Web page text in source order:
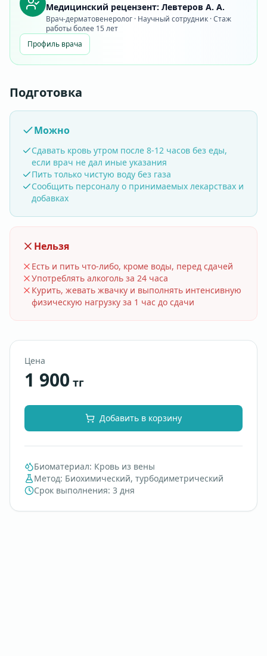
Медицинский рецензент: Левтеров А. А.
Врач-дерматовенеролог · Научный сотрудник · Стаж
работы более 15 лет
Профиль врача
Подготовка
Можно
Сдавать кровь утром после 8-12 часов без еды,
если врач не дал иные указания
Пить только чистую воду без газа
Сообщить персоналу о принимаемых лекарствах и
добавках
Нельзя
Есть и пить что-либо, кроме воды, перед сдачей
Употреблять алкоголь за 24 часа
Курить, жевать жвачку и выполнять интенсивную
физическую нагрузку за 1 час до сдачи
Цена
1 900 тг
Добавить в корзину
Биоматериал: Кровь из вены
Метод: Биохимический, турбодиметрический
Срок выполнения: 3 дня